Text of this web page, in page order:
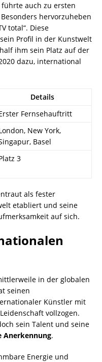
auch zu ersten
hervorzuheben
total“. Diese
Profil in der Kunstwelt
ihm sein Platz auf der
dazu, international
Details
Fernsehauftritt
New York,
Basel
3
als fester
etabliert und seine
auf sich.
in der globalen
seinen
Künstler mit
vollzogen.
sein Talent und seine
Anerkennung.
Energie und